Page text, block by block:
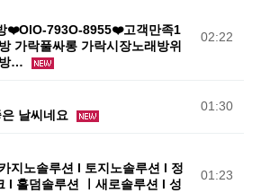
❤️OlO-793O-8955❤️고객만족1
가락풀싸롱 가락시장노래방위
…
02:22
날씨네요
01:30
지노솔루션 l 토지노솔루션 l 정
l 홀덤솔루션 ㅣ새로솔루션 l 성
01:23